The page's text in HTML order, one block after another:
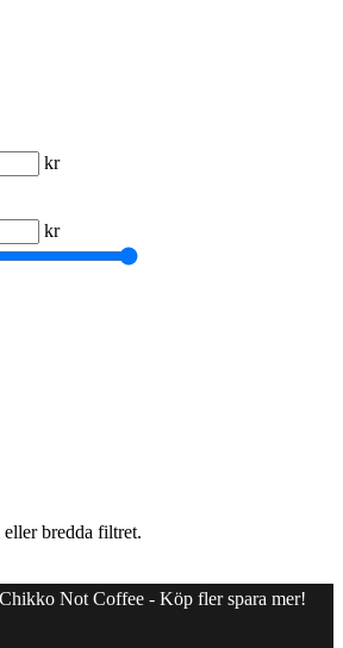
kr
kr
eller bredda filtret.
Not Coffee - Köp fler spara mer!